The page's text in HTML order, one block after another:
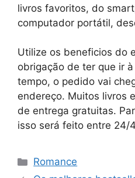
livros favoritos, do
computador portátil,
Utilize os beneficios do
obrigação de ter que ir
tempo, o pedido vai
endereço. Muitos livros
de entrega gratuitas.
isso será feito entre 24/
Categorias
Romance